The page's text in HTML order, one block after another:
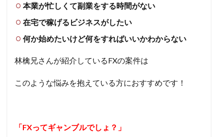
本業が忙しくて副業をする時間がない
在宅で稼げるビジネスがしたい
何か始めたいけど何をすればいいかわからない
林檎兄さんが紹介しているFXの案件は
このような悩みを抱えている方におすすめです！
「FXってギャンブルでしょ？」